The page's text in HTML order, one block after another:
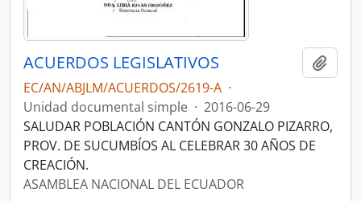
ACUERDOS LEGISLATIVOS
EC/AN/ABJLM/ACUERDOS/2619-A ·
Unidad documental simple · 2016-06-29
SALUDAR POBLACIÓN CANTÓN GONZALO PIZARRO,
PROV. DE SUCUMBÍOS AL CELEBRAR 30 AÑOS DE
CREACIÓN.
ASAMBLEA NACIONAL DEL ECUADOR